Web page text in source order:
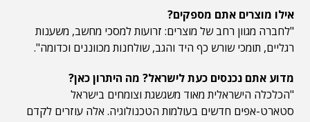
אילו מוצרים אתם מספקים?
"לחברה מגוון רחב של מוצרים: זרועות למסכי מחשב, משענות
רגליים, תומכי שורש כף היד והגב, שולחנות מכווננים וכדומה".
מדוע אתם נכנסים כעת לישראל? מה היתרון כאן?
"הכלכלה הישראלית מאוד משגשגת וצומחים בישראל
סטארט-אפים חדשים בעולמות הטכנולוגיה. אלה עוזרים לקדם